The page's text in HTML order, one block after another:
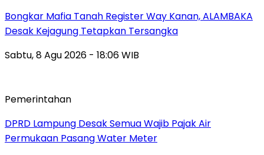
Bongkar Mafia Tanah Register Way Kanan, ALAMBAKA
Desak Kejagung Tetapkan Tersangka
Sabtu, 8 Agu 2026 - 18:06 WIB
Pemerintahan
DPRD Lampung Desak Semua Wajib Pajak Air
Permukaan Pasang Water Meter